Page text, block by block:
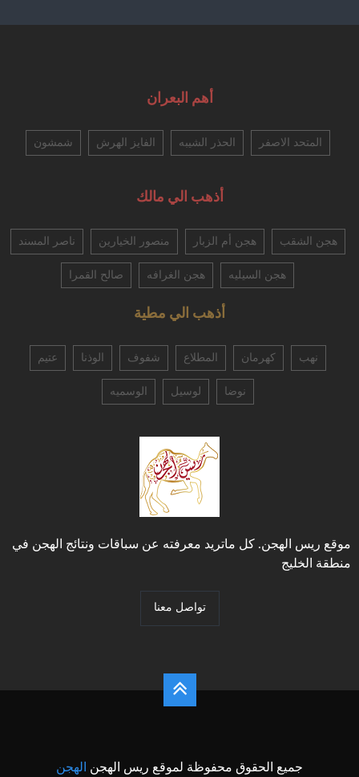
أهم البعران
المتحد الاصفر الحذر الشيبه الفايز الهرش شمشون
أذهب الي مالك
هجن الشقب هجن أم الزبار منصور الخيارين ناصر المسند
هجن السيليه هجن الغرافه صالح القمرا
أذهب الي مطية
نهب كهرمان المطلاع شفوف الوذنا عتيم
نوضا لوسيل الوسميه
موقع ريس الهجن. كل ماتريد معرفته عن سباقات ونتائج الهجن في
منطقة الخليج
تواصل معنا
جميع الحقوق محفوظة لموقع ريس الهجن الهجن